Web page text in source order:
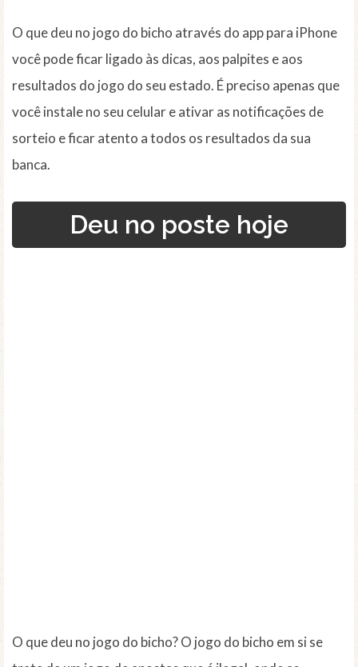
O que deu no jogo do bicho através do app para iPhone
você pode ficar ligado às dicas, aos palpites e aos
resultados do jogo do seu estado. É preciso apenas que
você instale no seu celular e ativar as notificações de
sorteio e ficar atento a todos os resultados da sua
banca.
Deu no poste hoje
O que deu no jogo do bicho? O jogo do bicho em si se